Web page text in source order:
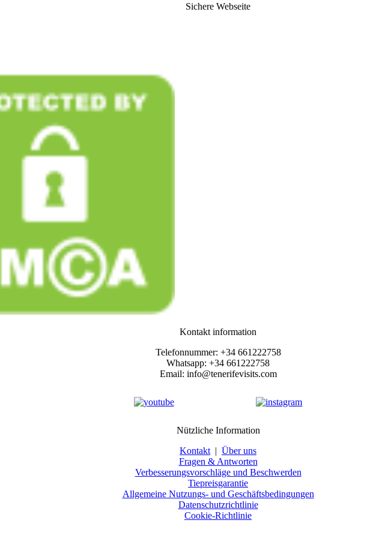
Sichere Webseite
Kontakt information
Telefonnummer: +34 661222758
Whatsapp: +34 661222758
Email: info@tenerifevisits.com
Nützliche Information
Kontakt | Über uns
Fragen & Antworten
Verbesserungsvorschläge und Beschwerden
Tiepreisgarantie
Allgemeine Nutzungs- und Geschäftsbedingungen
Datenschutzrichtlinie
Cookie-Richtlinie